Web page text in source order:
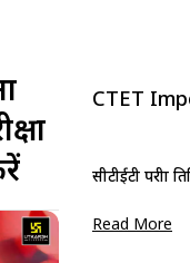
CTET
सीटीईटी
Read More